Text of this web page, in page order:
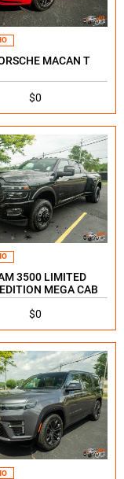
MACAN T
$0
3500 LIMITED
MEGA CAB
$0